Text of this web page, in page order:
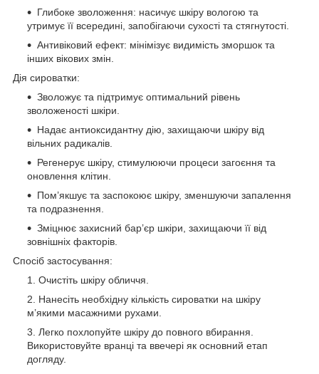
Глибоке зволоження: насичує шкіру вологою та
утримує її всередині, запобігаючи сухості та стягнутості.
Антивіковий ефект: мінімізує видимість зморшок та
інших вікових змін.
Дія сироватки:
Зволожує та підтримує оптимальний рівень
зволоженості шкіри.
Надає антиоксидантну дію, захищаючи шкіру від
вільних радикалів.
Регенерує шкіру, стимулюючи процеси загоєння та
оновлення клітин.
Пом’якшує та заспокоює шкіру, зменшуючи запалення
та подразнення.
Зміцнює захисний бар’єр шкіри, захищаючи її від
зовнішніх факторів.
Спосіб застосування:
Очистіть шкіру обличчя.
Нанесіть необхідну кількість сироватки на шкіру
м’якими масажними рухами.
Легко похлопуйте шкіру до повного вбирання.
Використовуйте вранці та ввечері як основний етап
догляду.